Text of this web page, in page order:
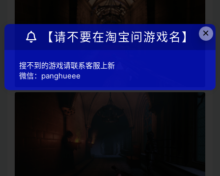
×
【请不要在淘宝问游戏名】
搜不到的游戏请联系客服上新
微信：panghueee